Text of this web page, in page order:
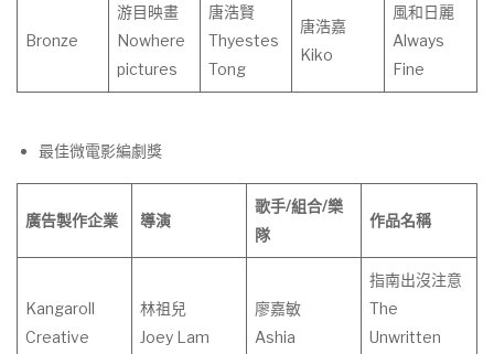
Bronze
游目映畫
Nowhere
pictures
唐浩賢
Thyestes
Tong
唐浩嘉
Kiko
風和日麗
Always
Fine
最佳微電影編劇獎
廣告製作企業 導演
歌手/組合/樂
隊
作品名稱
Kangaroll
Creative
林祖兒
Joey Lam
廖嘉敏
Ashia
指南出沒注意
The
Unwritten